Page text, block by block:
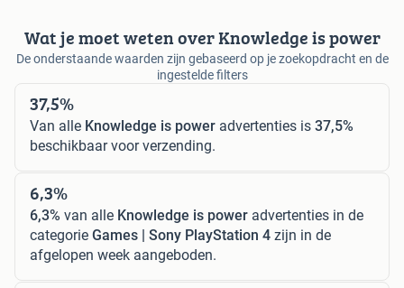
Wat je moet weten over Knowledge is power
De onderstaande waarden zijn gebaseerd op je zoekopdracht en de
ingestelde filters
37,5%
Van alle Knowledge is power advertenties is 37,5%
beschikbaar voor verzending.
6,3%
6,3% van alle Knowledge is power advertenties in de
categorie Games | Sony PlayStation 4 zijn in de
afgelopen week aangeboden.